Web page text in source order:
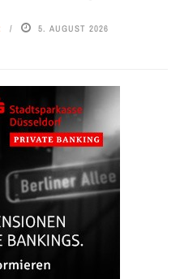
5. AUGUST 2026